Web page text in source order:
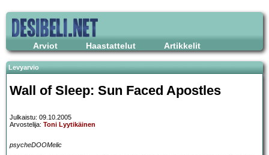
Arviot Haastattelut Artikkelit
Levyarvio
Wall of Sleep: Sun Faced Apostles
Julkaistu: 09.10.2005
Arvostelija: Toni Lyytikäinen
psycheDOOMelic